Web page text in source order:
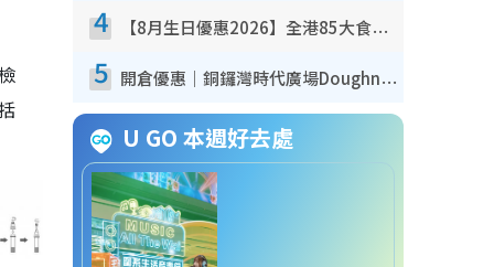
4 【8月生日優惠2026】全港85大食買玩著數攻略 自助餐/火鍋放題同行免費＋誠品/DONKI送現金券
5 開倉優惠｜銅鑼灣時代廣場Doughnut/Campo Marzio開倉低至1折！背囊、書包、手袋劈價$200起
U GO 本週好去處